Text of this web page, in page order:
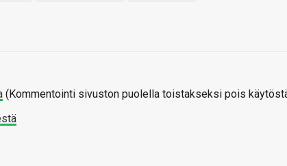
(Kommentointi sivuston puolella toistakseksi pois